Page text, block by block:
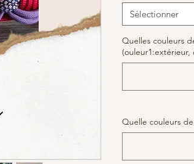
Sélectionner
Quelles couleurs
(ouleur1:extérieur,
Quelle couleurs